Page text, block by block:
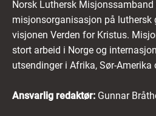
Norsk Luthersk
misjonsorganisasjon på luthersk
visjonen Verden for Kristus.
stort arbeid i Norge og
utsendinger i Afrika, Sør-Amerika
Ansvarlig redaktør: Gunnar